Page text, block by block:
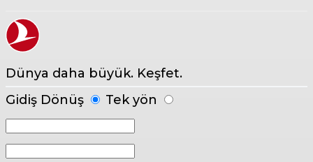
Dünya daha büyük. Keşfet.
Gidiş Dönüş
Tek yön